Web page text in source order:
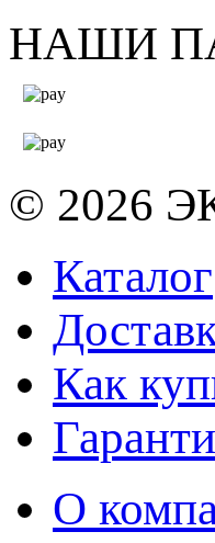
НАШИ
© 2026
Каталог
Как
О